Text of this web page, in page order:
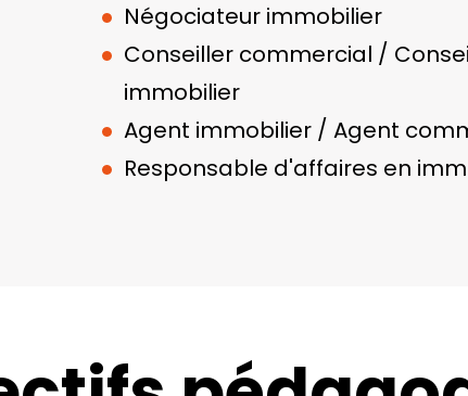
Négociateur immobilier
Conseiller commercial /
immobilier
Agent immobilier / Agent
Responsable d'affaires en